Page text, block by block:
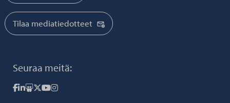
Tilaa mediatiedotteet
Seuraa meitä:
Senaatti Facebookissa
Senaatti LinkedInissä
Senaatti SlideSharessa
Senaatti X:ssä
Senaatti YouTubessa
Senaatti Instagramissa